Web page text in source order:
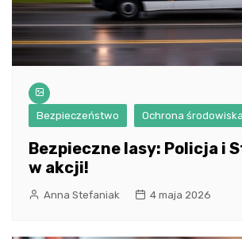
Bezpieczeństwo Ochrona środowiska
Bezpieczne lasy: Policja i
w akcji!
Anna Stefaniak 4 maja 2026